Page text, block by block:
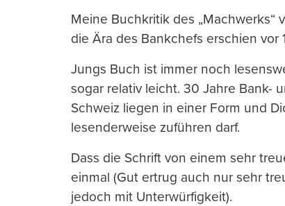
drucken
Meine Buchkritik des „Machwerks“
die Ära des Bankchefs erschien vor
Jungs Buch ist immer noch
sogar relativ leicht. 30 Jahre Bank-
Schweiz liegen in einer Form und
lesenderweise zuführen darf.
Dass die Schrift von einem sehr
einmal (Gut ertrug auch nur sehr
jedoch mit Unterwürfigkeit).